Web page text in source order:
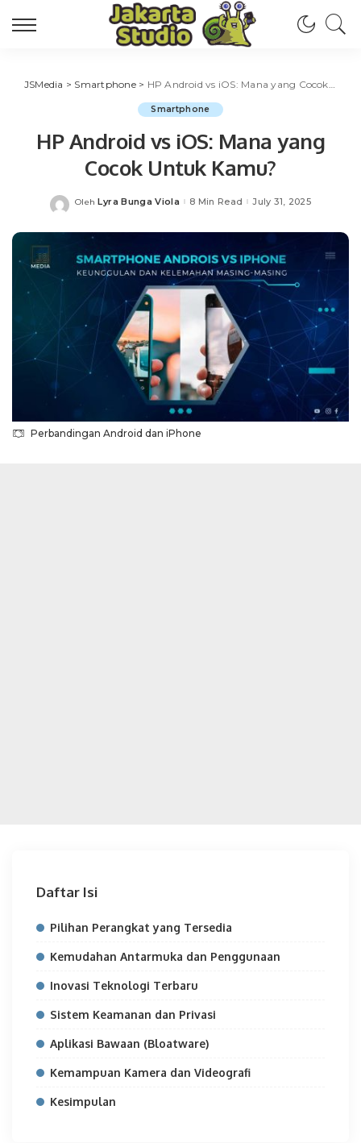
JSMedia > Smartphone> HP Android vs iOS: Mana yang Cocok Untuk Kamu?
Smartphone
HP Android vs iOS: Mana yang
Cocok Untuk Kamu?
Posted
Oleh Lyra Bunga Viola 8 Min Read July 31, 2025
Perbandingan Android dan iPhone
Daftar Isi
Pilihan Perangkat yang Tersedia
Kemudahan Antarmuka dan Penggunaan
Inovasi Teknologi Terbaru
Sistem Keamanan dan Privasi
Aplikasi Bawaan (Bloatware)
Kemampuan Kamera dan Videografi
Kesimpulan